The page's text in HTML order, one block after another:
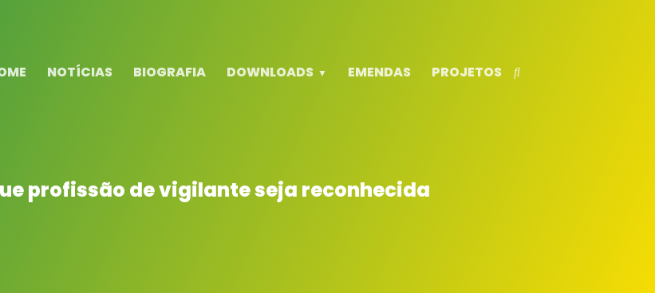
NOTÍCIAS BIOGRAFIA DOWNLOADS EMENDAS PROJETOS
profissão de vigilante seja reconhecida